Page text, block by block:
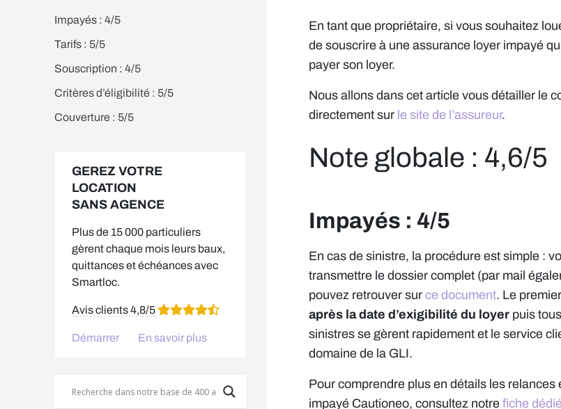
Impayés : 4/5
Tarifs : 5/5
Souscription : 4/5
Critères d’éligibilité : 5/5
Couverture : 5/5
GEREZ VOTRE
LOCATION
SANS AGENCE
Plus de 15 000 particuliers
gèrent chaque mois leurs baux,
quittances et échéances avec
Smartloc.
Avis clients 4,8/5
Démarrer En savoir plus
En tant que propriétaire, si vous souhaitez
de souscrire à une assurance loyer impayé
payer son loyer.
Nous allons dans cet article vous détailler le
directement sur le site de l’assureur.
Note globale : 4,6/5
Impayés : 4/5
En cas de sinistre, la procédure est simple :
transmettre le dossier complet (par mail
pouvez retrouver sur ce document. Le
après la date d’exigibilité du loyerpuis
sinistres se gèrent rapidement et le service
domaine de la GLI.
Pour comprendre plus en détails les
impayé Cautioneo, consultez notre fiche